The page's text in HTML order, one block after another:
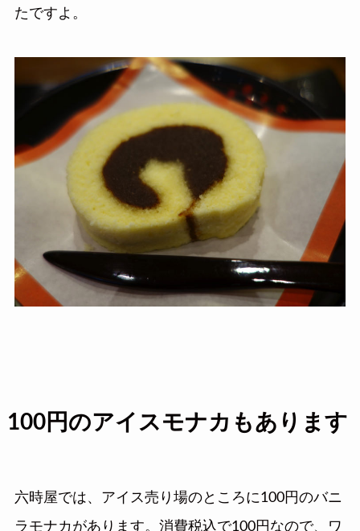
たですよ。
100円のアイスモナカもあります
六時屋では、アイス売り場のところに100円のバニ
ラモナカがあります。消費税込で100円なので、ワ